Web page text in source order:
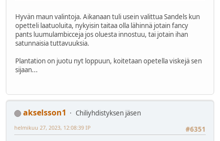
Hyvän maun valintoja. Aikanaan tuli usein valittua Sandels kun
opetteli laatuoluita, nykyisin taitaa olla lähinnä jotain fancy
pants luumulambicceja jos oluesta innostuu, tai jotain ihan
satunnaisia tuttavuuksia.
Plantation on juotu nyt loppuun, koitetaan opetella viskejä sen
sijaan...
akselsson1
Chiliyhdistyksen jäsen
#6351
helmikuu 27, 2023, 12:08:39 IP